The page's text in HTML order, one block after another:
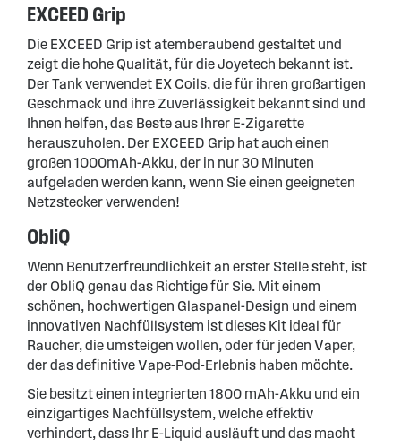
EXCEED Grip
Die EXCEED Grip ist atemberaubend gestaltet und
zeigt die hohe Qualität, für die Joyetech bekannt ist.
Der Tank verwendet EX Coils, die für ihren großartigen
Geschmack und ihre Zuverlässigkeit bekannt sind und
Ihnen helfen, das Beste aus Ihrer E-Zigarette
herauszuholen. Der EXCEED Grip hat auch einen
großen 1000mAh-Akku, der in nur 30 Minuten
aufgeladen werden kann, wenn Sie einen geeigneten
Netzstecker verwenden!
ObliQ
Wenn Benutzerfreundlichkeit an erster Stelle steht, ist
der ObliQ genau das Richtige für Sie. Mit einem
schönen, hochwertigen Glaspanel-Design und einem
innovativen Nachfüllsystem ist dieses Kit ideal für
Raucher, die umsteigen wollen, oder für jeden Vaper,
der das definitive Vape-Pod-Erlebnis haben möchte.
Sie besitzt einen integrierten 1800 mAh-Akku und ein
einzigartiges Nachfüllsystem, welche effektiv
verhindert, dass Ihr E-Liquid ausläuft und das macht